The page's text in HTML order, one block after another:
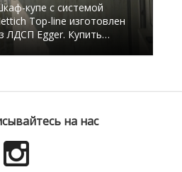
купе с системой
Top-line изготовлен
ЛДСП Egger. Купить…
на нас